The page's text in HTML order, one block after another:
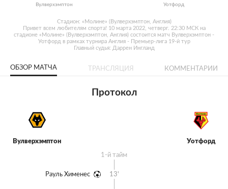
Вулверхэмптон Уотфорд
Стадион: «Молине» (Вулверхэмптон, Англия)
Привет всем любителям спорта! 10 марта 2022, четверг. 22:30 МСК на
стадионе «Молине» (Вулверхэмптон, Англия) состоится матч Вулверхэмптон -
Уотфорд в рамках турнира Англия - Премьер-лига 19-й тур
Главный судья: Даррен Ингланд
ОБЗОР МАТЧА ТРАНСЛЯЦИЯ КОММЕНТАРИИ
Протокол
Вулверхэмптон Уотфорд
1-й тайм
Рауль Хименес 13'